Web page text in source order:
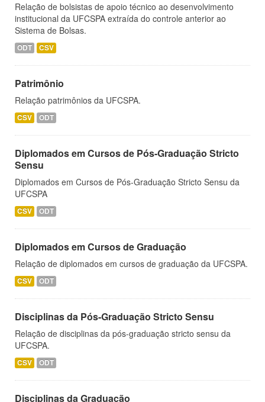
Relação de bolsistas de apoio técnico ao desenvolvimento
institucional da UFCSPA extraída do controle anterior ao
Sistema de Bolsas.
ODT CSV
Patrimônio
Relação patrimônios da UFCSPA.
CSV ODT
Diplomados em Cursos de Pós-Graduação Stricto
Sensu
Diplomados em Cursos de Pós-Graduação Stricto Sensu da
UFCSPA
CSV ODT
Diplomados em Cursos de Graduação
Relação de diplomados em cursos de graduação da UFCSPA.
CSV ODT
Disciplinas da Pós-Graduação Stricto Sensu
Relação de disciplinas da pós-graduação stricto sensu da
UFCSPA.
CSV ODT
Disciplinas da Graduação